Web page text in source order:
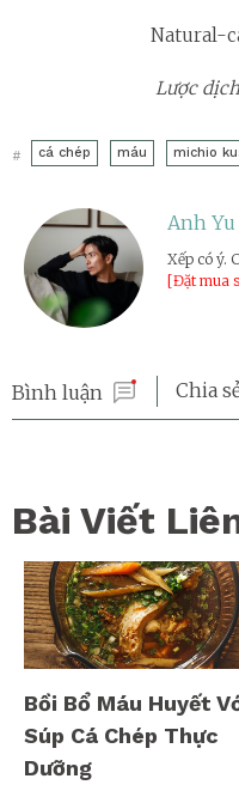
Natural-
Lược
# cá chép máu michio
Anh Yu
Xếp có ý.
[Đặt mua
Bình luận Chia
Bài Viết
Bồi Bổ Máu Huyết
Súp Cá Chép Thực
Dưỡng